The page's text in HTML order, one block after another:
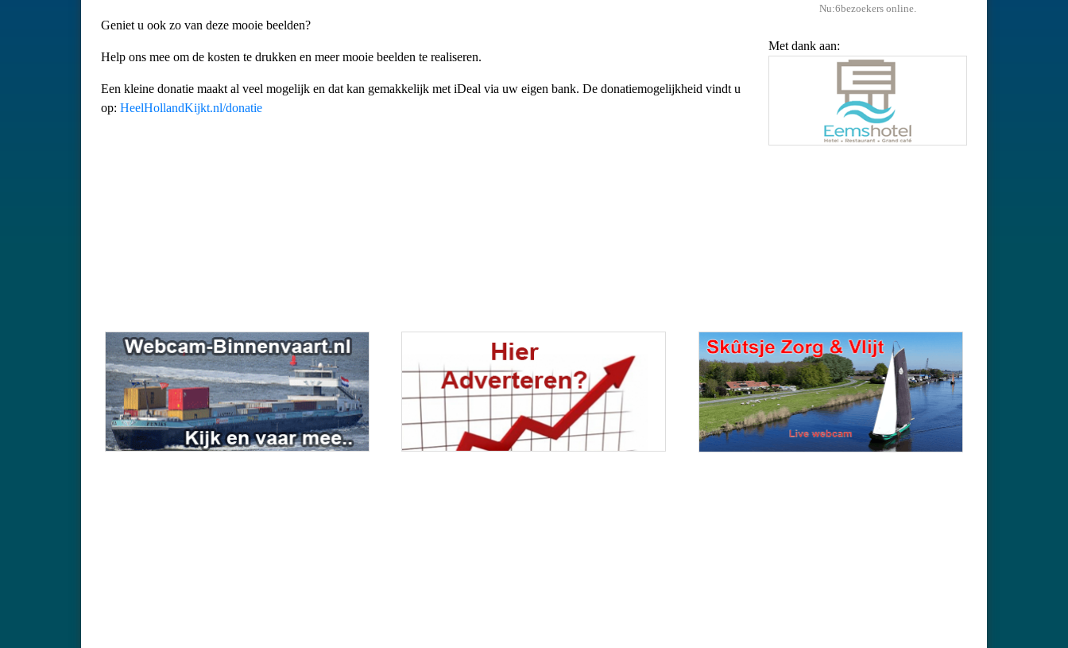
Geniet u ook zo van deze mooie beelden?
Help ons mee om de kosten te drukken en meer mooie beelden te realiseren.
Een kleine donatie maakt al veel mogelijk en dat kan gemakkelijk met iDeal via uw eigen bank. De donatiemogelijkheid vindt u
op: HeelHollandKijkt.nl/donatie
Nu:6bezoekers online.
Met dank aan: